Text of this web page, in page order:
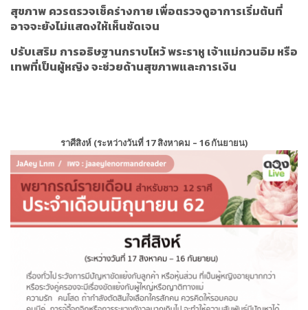
สุขภาพ ควรตรวจเช็คร่างกาย เพื่อตรวจดูอาการเริ่มต้นที่
อาจจะยังไม่แสดงให้เห็นชัดเจน
ปรับเสริม การอธิษฐานกราบไหว้ พระราหู เจ้าแม่กวนอิม หรือ
เทพที่เป็นผู้หญิง จะช่วยด้านสุขภาพและการเงิน
ราศีสิงห์ (ระหว่างวันที่ 17 สิงหาคม – 16 กันยายน)